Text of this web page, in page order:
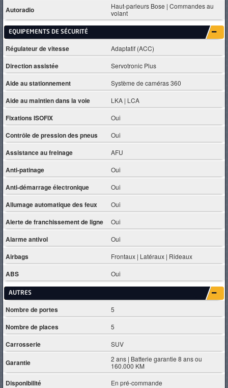
Autoradio
Haut-parleurs Bose | Commandes au
volant
EQUIPEMENTS DE SÉCURITÉ
Régulateur de vitesse Adaptatif (ACC)
Direction assistée Servotronic Plus
Aide au stationnement Système de caméras 360
Aide au maintien dans la voie LKA | LCA
Fixations ISOFIX Oui
Contrôle de pression des pneus Oui
Assistance au freinage AFU
Anti-patinage Oui
Anti-démarrage électronique Oui
Allumage automatique des feux Oui
Alerte de franchissement de ligne Oui
Alarme antivol Oui
Airbags Frontaux | Latéraux | Rideaux
ABS Oui
AUTRES
Nombre de portes 5
Nombre de places 5
Carrosserie SUV
Garantie
2 ans | Batterie garantie 8 ans ou
160.000 KM
Disponibilité En pré-commande